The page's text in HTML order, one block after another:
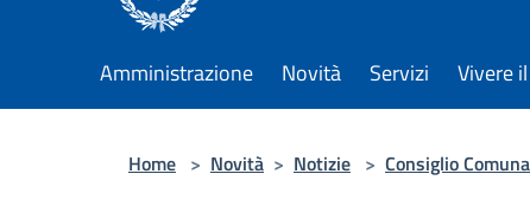
Amministrazione Novità Servizi Vivere
Home > Novità > Notizie > Consiglio